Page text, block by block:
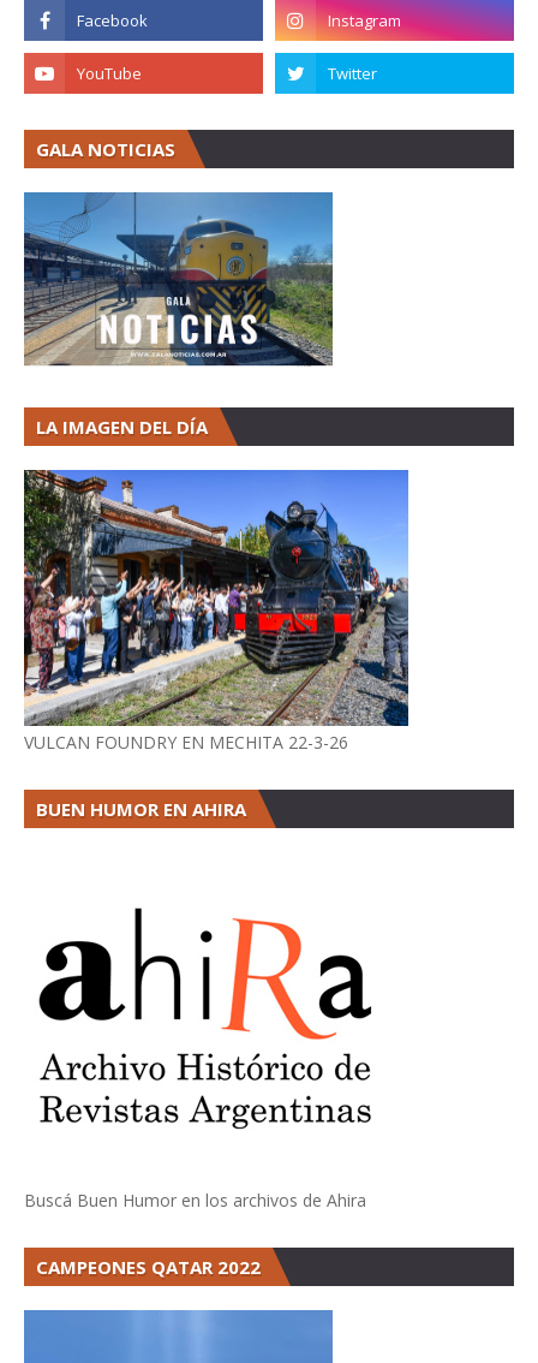
GALA NOTICIAS
LA IMAGEN DEL DÍA
VULCAN FOUNDRY EN MECHITA 22-3-26
BUEN HUMOR EN AHIRA
Buscá Buen Humor en los archivos de Ahira
CAMPEONES QATAR 2022